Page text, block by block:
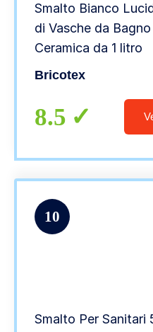
Smalto Bianco
di Vasche da
Ceramica da 1 litro
Bricotex
8.5
10
Smalto Per Sanitari